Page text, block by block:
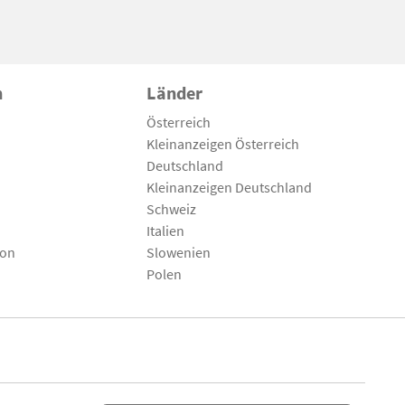
Länder
Österreich
Kleinanzeigen Österreich
Deutschland
Kleinanzeigen Deutschland
Schweiz
Italien
Slowenien
Polen